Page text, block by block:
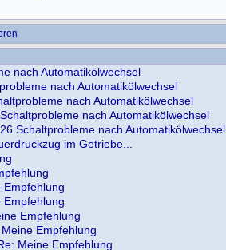
nach Automatikölwechsel
nach Automatikölwechsel
nach Automatikölwechsel
nach Automatikölwechsel
Schaltprobleme nach Automatikölwechsel
im Getriebe...
Empfehlung
Empfehlung
Empfehlung
Empfehlung
Meine Empfehlung